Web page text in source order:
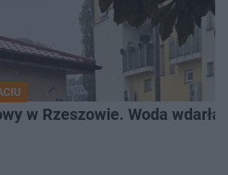
w Rzeszowie. Woda